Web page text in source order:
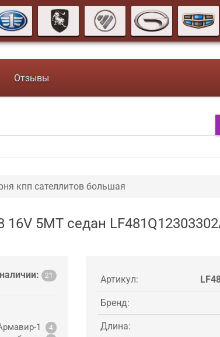
Отзывы
кпп сателлитов большая
5МТ седан
21
1 4
Артикул:
Бренд:
Длина: